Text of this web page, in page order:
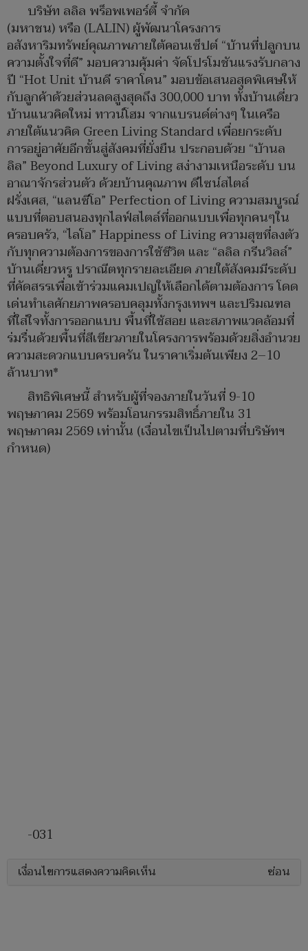
บริษัท ลลิล พร็อพเพอร์ตี้ จำกัด
(มหาชน) หรือ (LALIN) ผู้พัฒนาโครงการ
อสังหาริมทรัพย์คุณภาพภายใต้คอนเซ็ปต์ “บ้านที่ปลูกบน
ความตั้งใจที่ดี” มอบความคุ้มค่า จัดโปรโมชันแรงรับกลาง
ปี “Hot Unit บ้านดี ราคาโดน” มอบข้อเสนอสุดพิเศษให้
กับลูกค้าด้วยส่วนลดสูงสุดถึง 300,000 บาท ทั้งบ้านเดี่ยว
บ้านแนวคิดใหม่ ทาวน์โฮม จากแบรนด์ต่างๆ ในเครือ
ภายใต้แนวคิด Green Living Standard เพื่อยกระดับ
การอยู่อาศัยอีกขั้นสู่สังคมที่ยั่งยืน ประกอบด้วย “บ้านล
ลิล” Beyond Luxury of Living สง่างามเหนือระดับ บน
อาณาจักรส่วนตัว ด้วยบ้านคุณภาพ ดีไซน์สไตล์
ฝรั่งเศส, “แลนซีโอ” Perfection of Living ความสมบูรณ์
แบบที่ตอบสนองทุกไลฟ์สไตล์ที่ออกแบบเพื่อทุกคนๆใน
ครอบครัว, “ไลโอ” Happiness of Living ความสุขที่ลงตัว
กับทุกความต้องการของการใช้ชีวิต และ “ลลิล กรีนวิลล์”
บ้านเดี่ยวหรู ปราณีตทุกรายละเอียด ภายใต้สังคมมีระดับ
ที่คัดสรรเพื่อเข้าร่วมแคมเปญให้เลือกได้ตามต้องการ โดด
เด่นทำเลศักยภาพครอบคลุมทั้งกรุงเทพฯ และปริมณฑล
ที่ใส่ใจทั้งการออกแบบ พื้นที่ใช้สอย และสภาพแวดล้อมที่
ร่มรื่นด้วยพื้นที่สีเขียวภายในโครงการพร้อมด้วยสิ่งอำนวย
ความสะดวกแบบครบครัน ในราคาเริ่มต้นเพียง 2–10
ล้านบาท*
สิทธิพิเศษนี้ สำหรับผู้ที่จองภายในวันที่ 9-10
พฤษภาคม 2569 พร้อมโอนกรรมสิทธิ์ภายใน 31
พฤษภาคม 2569 เท่านั้น (เงื่อนไขเป็นไปตามที่บริษัทฯ
กำหนด)
-031
เงื่อนไขการแสดงความคิดเห็น ซ่อน